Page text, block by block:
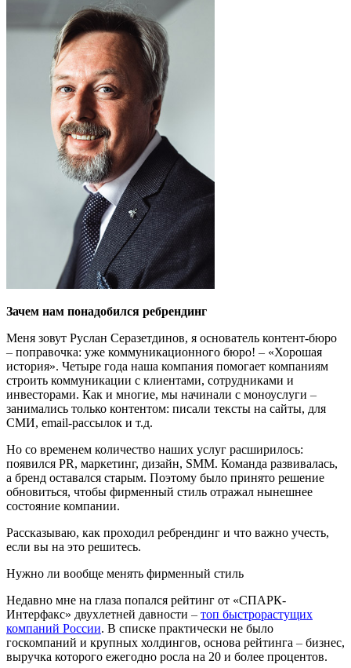
Зачем нам понадобился ребрендинг
Меня зовут Руслан Серазетдинов, я основатель контент-бюро
– поправочка: уже коммуникационного бюро! – «Хорошая
история». Четыре года наша компания помогает компаниям
строить коммуникации с клиентами, сотрудниками и
инвесторами. Как и многие, мы начинали с моноуслуги –
занимались только контентом: писали тексты на сайты, для
СМИ, email-рассылок и т.д.
Но со временем количество наших услуг расширилось:
появился PR, маркетинг, дизайн, SMM. Команда развивалась,
а бренд оставался старым. Поэтому было принято решение
обновиться, чтобы фирменный стиль отражал нынешнее
состояние компании.
Рассказываю, как проходил ребрендинг и что важно учесть,
если вы на это решитесь.
Нужно ли вообще менять фирменный стиль
Недавно мне на глаза попался рейтинг от «СПАРК-
Интерфакс» двухлетней давности – топ быстрорастущих
компаний России. В списке практически не было
госкомпаний и крупных холдингов, основа рейтинга – бизнес,
выручка которого ежегодно росла на 20 и более процентов.